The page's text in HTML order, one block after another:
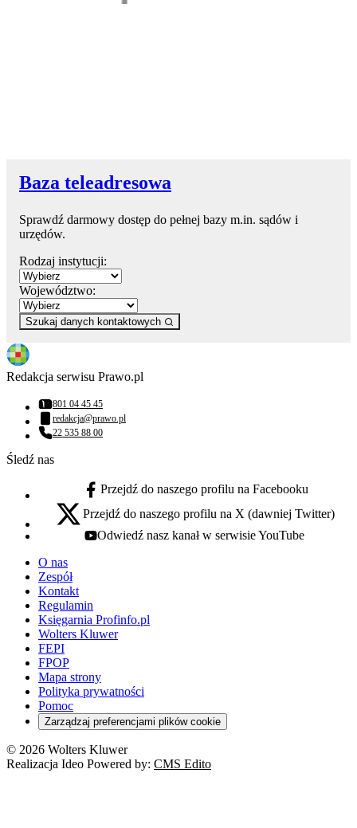
Baza teleadresowa
Sprawdź darmowy dostęp do pełnej bazy m.in. sądów i
urzędów.
Rodzaj instytucji:
Województwo:
Szukaj danych kontaktowych
Redakcja serwisu Prawo.pl
Numer telefonu:
801 04 45 45
Adres email:
redakcja@prawo.pl
Numer telefonu:
22 535 88 00
Śledź nas
facebook - otwiera się w nowej karcie
Przejdź do naszego profilu na Facebooku
x - otwiera się w nowej karcie
Przejdź do naszego profilu na X (dawniej Twitter)
youtube - otwiera się w nowej karcie
Odwiedź nasz kanał w serwisie YouTube
O nas
Zespół
Kontakt
Regulamin
Księgarnia Profinfo.pl
Wolters Kluwer
FEPI
FPOP
Mapa strony
Polityka prywatności
Pomoc
Zarządzaj preferencjami plików cookie
© 2026 Wolters Kluwer
Realizacja Ideo Powered by: CMS Edito